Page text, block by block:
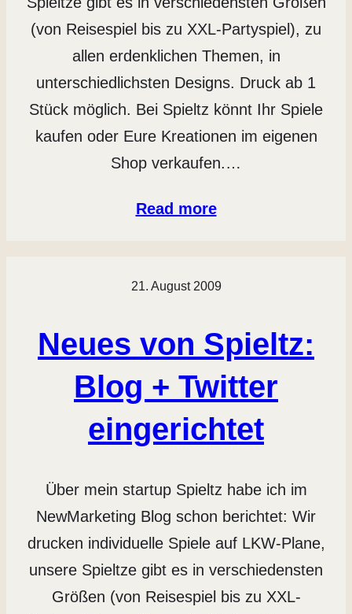
(von Reisespiel bis zu XXL-Partyspiel), zu
allen erdenklichen Themen, in
unterschiedlichsten Designs. Druck ab 1
Stück möglich. Bei Spieltz könnt Ihr Spiele
kaufen oder Eure Kreationen im eigenen
Shop verkaufen.…
Read more
21. August 2009
Neues von Spieltz:
Blog + Twitter
eingerichtet
Über mein startup Spieltz habe ich im
NewMarketing Blog schon berichtet: Wir
drucken individuelle Spiele auf LKW-Plane,
unsere Spieltze gibt es in verschiedensten
Größen (von Reisespiel bis zu XXL-